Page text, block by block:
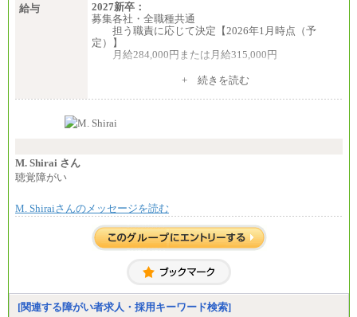
給与
2027新卒：
募集各社・全職種共通
担う職責に応じて決定【2026年1月時点（予
定）】
月給284,000円または月給315,000円
※入社後早期から、自律的な業務遂行が求めら
す。
い職責を担う方については、さらに高い金額を個別
※上記に加え、所定労働時間外に勤務をした場
※試用期間中も給与に変更はございません。
＜募集各社・全職種共通＞
月給21万円以上～
※試用期間中の給与に変更はありません。
+ 続きを読む
M. Shirai さん
聴覚障がい
M. Shiraiさんのメッセージを読む
[関連する障がい者求人・採用キーワード検索]